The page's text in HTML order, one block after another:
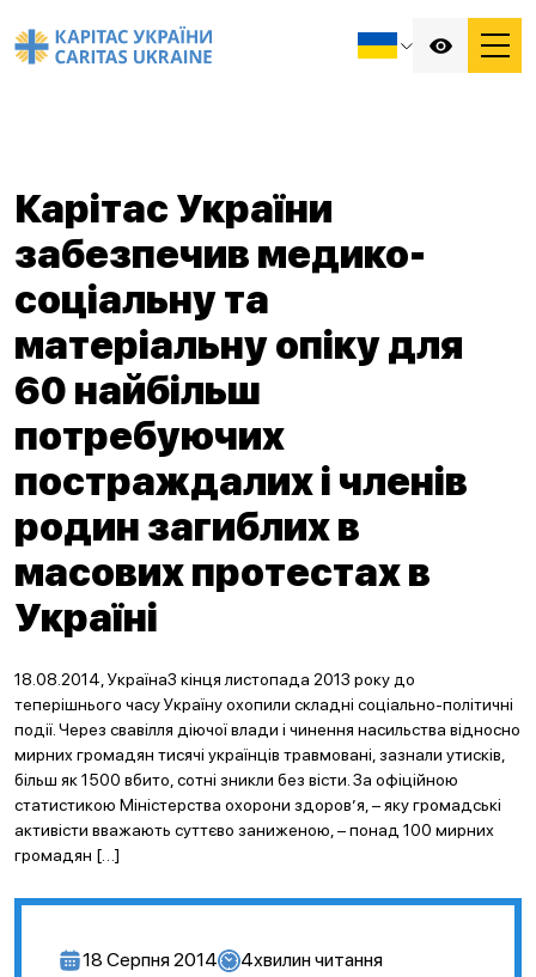
Карітас України
забезпечив медико-
соціальну та
матеріальну опіку для
60 найбільш
потребуючих
постраждалих і членів
родин загиблих в
масових протестах в
Україні
18.08.2014, УкраїнаЗ кінця листопада 2013 року до
теперішнього часу Україну охопили складні соціально-політичні
події. Через свавілля діючої влади і чинення насильства відносно
мирних громадян тисячі українців травмовані, зазнали утисків,
більш як 1500 вбито, сотні зникли без вісти. За офіційною
статистикою Міністерства охорони здоров’я, – яку громадські
активісти вважають суттєво заниженою, – понад 100 мирних
громадян […]
18 Серпня 2014 4хвилин читання